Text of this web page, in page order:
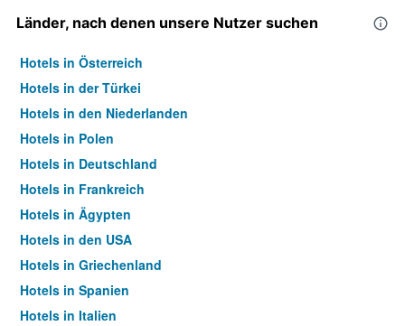
Länder, nach denen unsere Nutzer suchen
Hotels in Österreich
Hotels in der Türkei
Hotels in den Niederlanden
Hotels in Polen
Hotels in Deutschland
Hotels in Frankreich
Hotels in Ägypten
Hotels in den USA
Hotels in Griechenland
Hotels in Spanien
Hotels in Italien